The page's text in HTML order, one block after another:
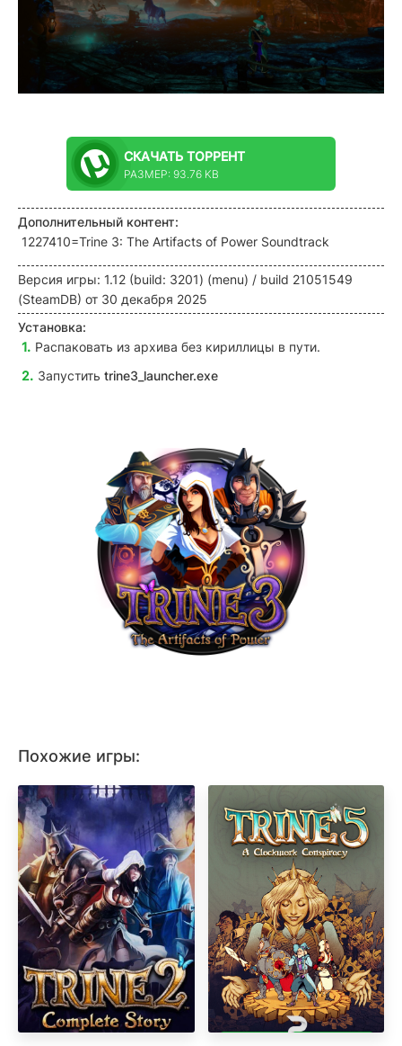
СКАЧАТЬ ТОРРЕНТ
РАЗМЕР: 93.76 KB
Дополнительный контент:
1227410=Trine 3: The Artifacts of Power Soundtrack
Версия игры: 1.12 (build: 3201) (menu) / build 21051549
(SteamDB) от 30 декабря 2025
Установка:
Распаковать из архива без кириллицы в пути.
Запустить trine3_launcher.exe
Похожие игры: